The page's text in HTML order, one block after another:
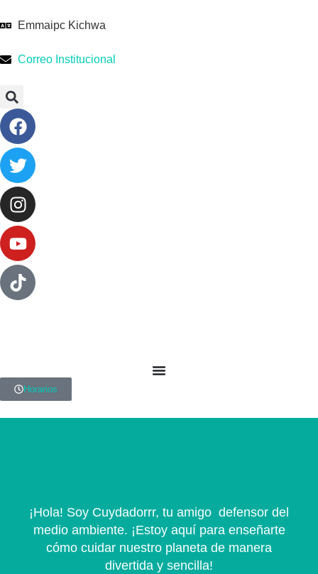
Emmaipc Kichwa
Correo Institucional
Horarios
¡Hola! Soy Cuydadorrr, tu amigo defensor del
medio ambiente. ¡Estoy aquí para enseñarte
cómo cuidar nuestro planeta de manera
divertida y sencilla!